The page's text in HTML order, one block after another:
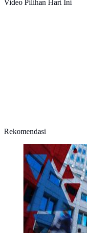
Video Pilihan Hari Ini
Rekomendasi